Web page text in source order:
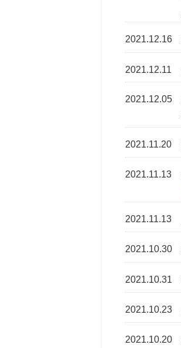
2021.12.16
2021.12.11
2021.12.05
2021.11.20
2021.11.13
2021.11.13
2021.10.30
2021.10.31
2021.10.23
2021.10.20